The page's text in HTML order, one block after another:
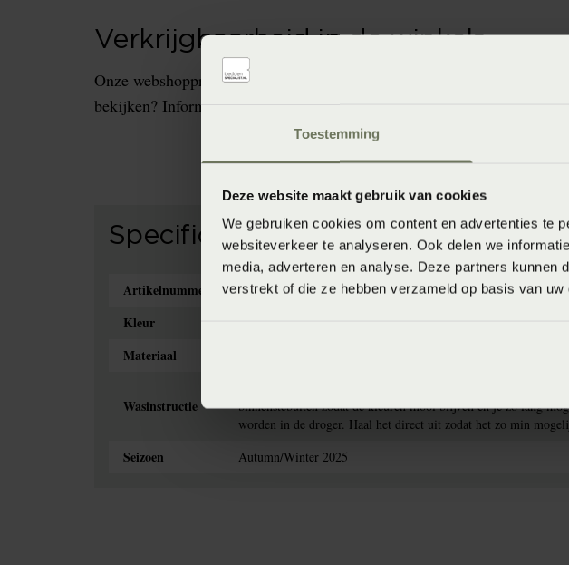
Toestemming
Deze website maakt gebruik van cookies
We gebruiken cookies om content en advertenties te
websiteverkeer te analyseren. Ook delen we
media, adverteren en analyse. Deze partners kunnen
verstrekt of die ze hebben verzameld op basis van
Verkrijgbaarheid in de winkels
Onze webshopproducten zijn niet altijd verkrijgbaar in de winkel. Wil
bekijken? Informeer dan eerst naar de beschikbaarheid.
Specificaties
Artikelnummer 8718471531894
Kleur
Materiaal
Wasinstructie
Het is aan te bevelen om dekbedovertrekken met donkere
binnenstebuiten zodat de kleuren mooi blijven en je zo lang
worden in de droger. Haal het direct uit zodat het zo min
Seizoen Autumn/Winter 2025